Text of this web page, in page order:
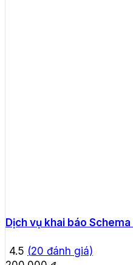
Dịch vụ khai báo
4.5 (20 đánh giá)